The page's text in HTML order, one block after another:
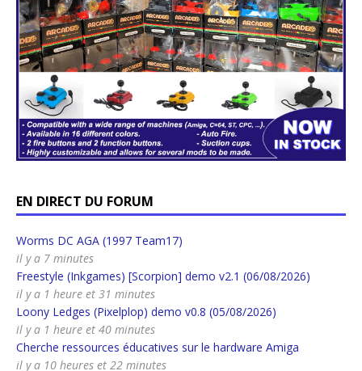
EN DIRECT DU FORUM
Worms DC AGA (1997 Team17)
il y a 7 minutes
Freestyle (Inkgames) [Scorpion] demo v2.1 (06/08/2026)
il y a 1 heure et 31 minutes
Loony Ledges (Pixelplop) demo v0.8 (05/08/2026)
il y a 1 heure et 40 minutes
Cherche ressources éducatives sur le hardware Amiga
il y a 10 heures et 22 minutes